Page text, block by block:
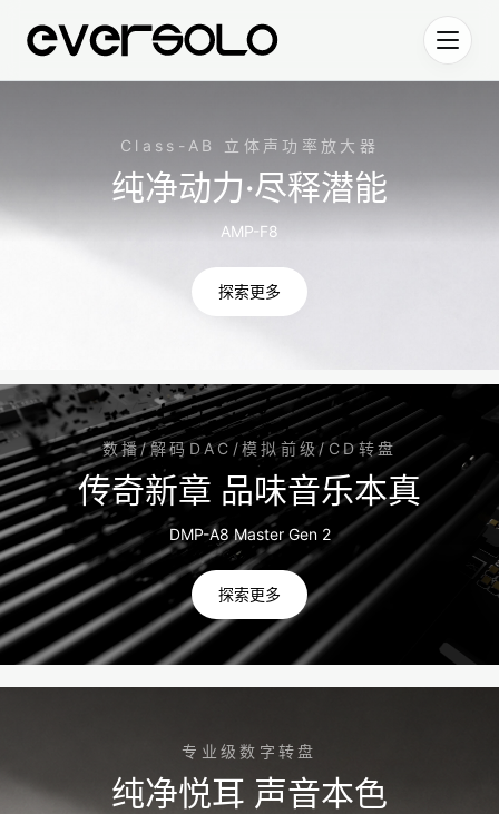
Class-AB 立体声功率放大器
纯净动力·尽释潜能
AMP-F8
探索更多
数播/解码DAC/模拟前级/CD转盘
传奇新章 品味音乐本真
DMP-A8 Master Gen 2
探索更多
专业级数字转盘
纯净悦耳 声音本色